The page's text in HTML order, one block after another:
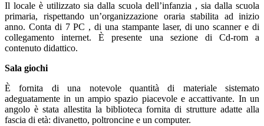
Il locale è utilizzato sia dalla scuola dell’infanzia , sia dalla scuola
primaria, rispettando un’organizzazione oraria stabilita ad inizio
anno. Conta di 7 PC , di una stampante laser, di uno scanner e di
collegamento internet. È presente una sezione di Cd-rom a
contenuto didattico.
Sala giochi
È fornita di una notevole quantità di materiale sistemato
adeguatamente in un ampio spazio piacevole e accattivante. In un
angolo è stata allestita la biblioteca fornita di strutture adatte alla
fascia di età: divanetto, poltroncine e un computer.